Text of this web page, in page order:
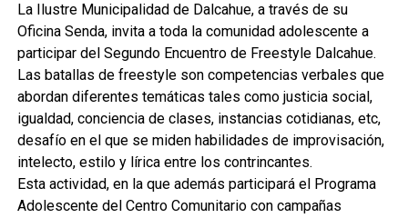
La Ilustre Municipalidad de Dalcahue, a través de su
Oficina Senda, invita a toda la comunidad adolescente a
participar del Segundo Encuentro de Freestyle Dalcahue.
Las batallas de freestyle son competencias verbales que
abordan diferentes temáticas tales como justicia social,
igualdad, conciencia de clases, instancias cotidianas, etc,
desafío en el que se miden habilidades de improvisación,
intelecto, estilo y lírica entre los contrincantes.
Esta actividad, en la que además participará el Programa
Adolescente del Centro Comunitario con campañas